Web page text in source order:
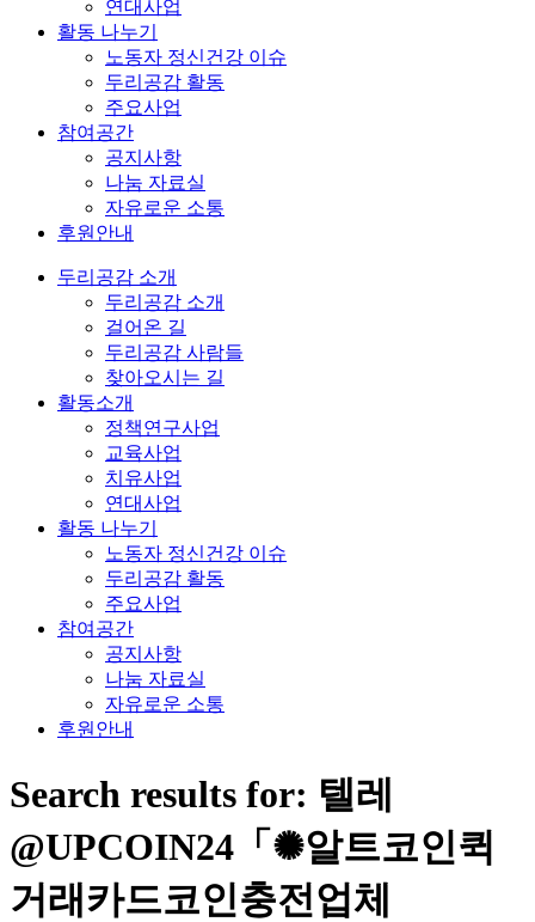
연대사업
활동 나누기
노동자 정신건강 이슈
두리공감 활동
주요사업
참여공간
공지사항
나눔 자료실
자유로운 소통
후원안내
두리공감 소개
두리공감 소개
걸어온 길
두리공감 사람들
찾아오시는 길
활동소개
정책연구사업
교육사업
치유사업
연대사업
활동 나누기
노동자 정신건강 이슈
두리공감 활동
주요사업
참여공간
공지사항
나눔 자료실
자유로운 소통
후원안내
Search results for: 텔레
@UPCOIN24「✺알트코인퀵
거래카드코인충전업체